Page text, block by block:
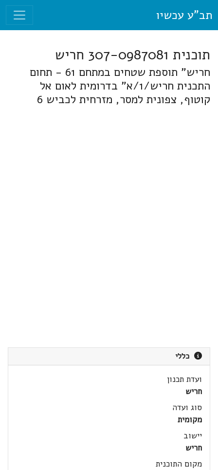
תב"ע עכשיו
תוכנית 307-0987081 חריש
חריש" תוספת שטחים במתחם 61 - תחום
התכנית חריש/1/א" בדרומית לאום אל
קוטוף, צפונית למסר, מזרחית לכביש 6
כללי
ועדת תכנון
חריש
סוג ועדה
מקומית
יישוב
חריש
מקום התוכנית